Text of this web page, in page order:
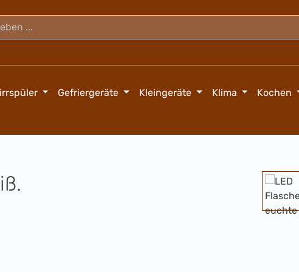
Gefriergeräte Kleingeräte Klima Kochen
Bildergalerie überspringen